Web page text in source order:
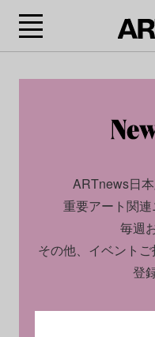
ARTnews日
重要アート関
毎週
その他、イベント
登